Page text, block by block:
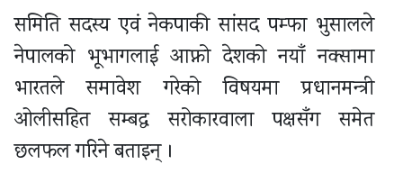
समिति सदस्य एवं नेकपाकी सांसद पम्फा भुसालले
नेपालको भूभागलाई आफ्नो देशको नयाँ नक्सामा
भारतले समावेश गरेको विषयमा प्रधानमन्त्री
ओलीसहित सम्बद्ध सरोकारवाला पक्षसँग समेत
छलफल गरिने बताइन् ।